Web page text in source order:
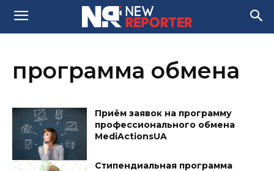
программа обмена
Приём заявок на программу
профессионального обмена
MediActionsUA
Стипендиальная программа